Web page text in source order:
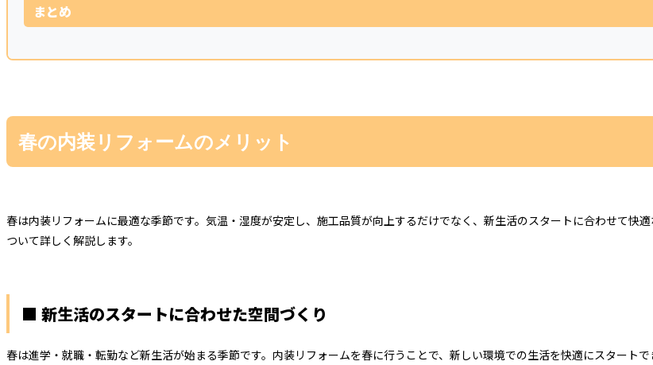
まとめ
春の内装リフォームのメリット
春は内装リフォームに最適な季節です。気温・湿度が安定し、施工品質が向上するだけでなく、新生活のスタートに合わせて快
ついて詳しく解説します。
■ 新生活のスタートに合わせた空間づくり
春は進学・就職・転勤など新生活が始まる季節です。内装リフォームを春に行うことで、新しい環境での生活を快適にスタート